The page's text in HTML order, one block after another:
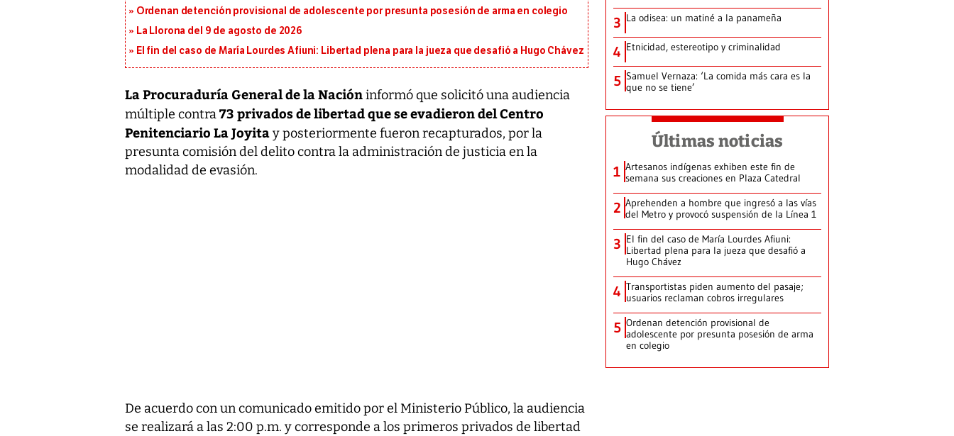
Ordenan detención provisional de adolescente por presunta posesión de arma en colegio
La Llorona del 9 de agosto de 2026
El fin del caso de María Lourdes Afiuni: Libertad plena para la jueza que desafió a Hugo Chávez
La Procuraduría General de la Nacióninformó que solicitó una audiencia
múltiple contra73 privados de libertad que se evadieron del Centro
Penitenciario La Joyitay posteriormente fueron recapturados, por la
presunta comisión del delito contra la administración de justicia en la
modalidad de evasión.
De acuerdo con un comunicado emitido por el Ministerio Público, la audiencia
se realizará a las 2:00 p.m. y corresponde a los primeros privados de libertad
3 La odisea: un matiné a la panameña
4 Etnicidad, estereotipo y criminalidad
5 Samuel Vernaza: ‘La comida más cara es la
que no se tiene’
Últimas noticias
1 Artesanos indígenas exhiben este fin de
semana sus creaciones en Plaza Catedral
2 Aprehenden a hombre que ingresó a las vías
del Metro y provocó suspensión de la Línea 1
3 El fin del caso de María Lourdes Afiuni:
Libertad plena para la jueza que desafió a
Hugo Chávez
4 Transportistas piden aumento del pasaje;
usuarios reclaman cobros irregulares
5 Ordenan detención provisional de
adolescente por presunta posesión de arma
en colegio